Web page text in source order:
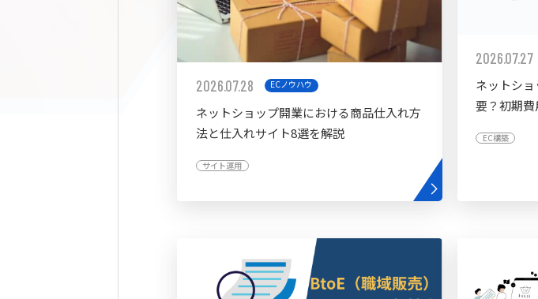
2026.07.28 ECノウハウ
ネットショップ開業における商品仕入れ方
法と仕入れサイト8選を解説
サイト運用
2026.07.27
ネットシ
要？初期
EC構築